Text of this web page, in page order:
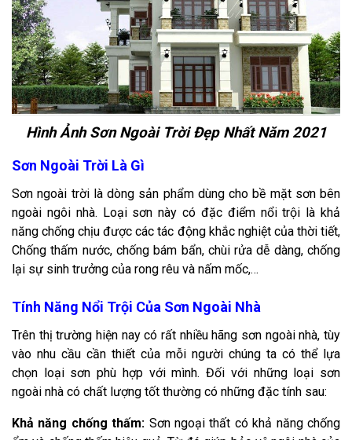
Hình Ảnh Sơn Ngoài Trời Đẹp Nhất Năm 2021
Sơn Ngoài Trời Là Gì
Sơn ngoài trời là dòng sản phẩm dùng cho bề mặt sơn bên
ngoài ngôi nhà. Loại sơn này có đặc điểm nổi trội là khả
năng chống chịu được các tác động khắc nghiệt của thời tiết,
Chống thấm nước, chống bám bẩn, chùi rửa dễ dàng, chống
lại sự sinh trưởng của rong rêu và nấm mốc,…
Tính Năng Nổi Trội Của Sơn Ngoài Nhà
Trên thị trường hiện nay có rất nhiều hãng sơn ngoài nhà, tùy
vào nhu cầu cần thiết của mỗi người chúng ta có thể lựa
chọn loại sơn phù hợp với mình. Đối với những loại sơn
ngoài nhà có chất lượng tốt thường có những đặc tính sau:
Khả năng chống thấm: Sơn ngoại thất có khả năng chống